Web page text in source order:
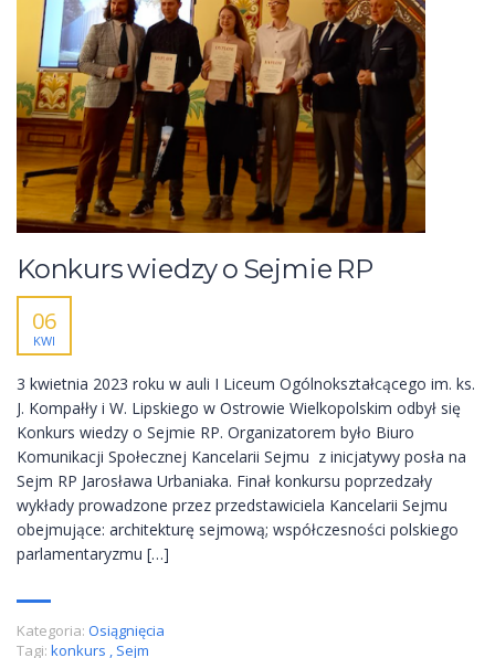
Konkurs wiedzy o Sejmie RP
06
KWI
3 kwietnia 2023 roku w auli I Liceum Ogólnokształcącego im. ks.
J. Kompałły i W. Lipskiego w Ostrowie Wielkopolskim odbył się
Konkurs wiedzy o Sejmie RP. Organizatorem było Biuro
Komunikacji Społecznej Kancelarii Sejmu z inicjatywy posła na
Sejm RP Jarosława Urbaniaka. Finał konkursu poprzedzały
wykłady prowadzone przez przedstawiciela Kancelarii Sejmu
obejmujące: architekturę sejmową; współczesności polskiego
parlamentaryzmu […]
Kategoria: Osiągnięcia
Tagi: konkurs , Sejm